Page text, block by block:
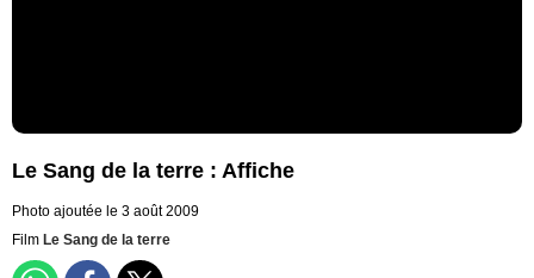
Le Sang de la terre : Affiche
Photo ajoutée le 3 août 2009
Film Le Sang de la terre